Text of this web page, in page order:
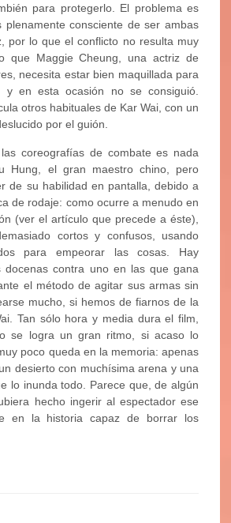
para protegerlo. El problema es
consciente de ser ambas
por lo que el conflicto no resulta muy
que Maggie Cheung, una actriz de
necesita estar bien maquillada para
y en esta ocasión no se consiguió.
otros habituales de Kar Wai, con un
por el guión.
coreografías de combate es nada
Hung, el gran maestro chino, pero
de su habilidad en pantalla, debido a
de rodaje: como ocurre a menudo en
(ver el artículo que precede a éste),
cortos y confusos, usando
para empeorar las cosas. Hay
docenas contra uno en las que gana
el método de agitar sus armas sin
mucho, si hemos de fiarnos de la
Tan sólo hora y media dura el film,
se logra un gran ritmo, si acaso lo
poco queda en la memoria: apenas
desierto con muchísima arena y una
lo inunda todo. Parece que, de algún
hecho ingerir al espectador ese
en la historia capaz de borrar los